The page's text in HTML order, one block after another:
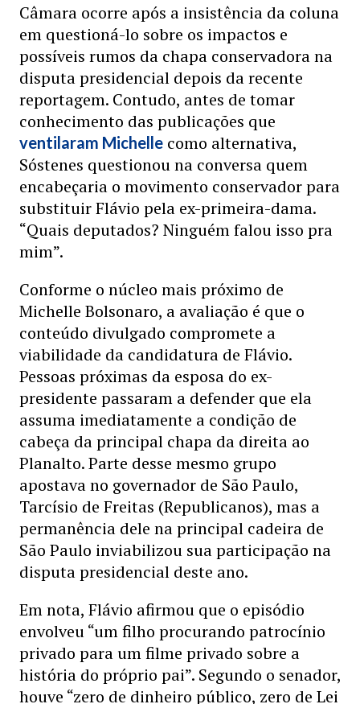
Câmara ocorre após a insistência da coluna
em questioná-lo sobre os impactos e
possíveis rumos da chapa conservadora na
disputa presidencial depois da recente
reportagem. Contudo, antes de tomar
conhecimento das publicações que
ventilaram Michelle como alternativa,
Sóstenes questionou na conversa quem
encabeçaria o movimento conservador para
substituir Flávio pela ex-primeira-dama.
“Quais deputados? Ninguém falou isso pra
mim”.
Conforme o núcleo mais próximo de
Michelle Bolsonaro, a avaliação é que o
conteúdo divulgado compromete a
viabilidade da candidatura de Flávio.
Pessoas próximas da esposa do ex-
presidente passaram a defender que ela
assuma imediatamente a condição de
cabeça da principal chapa da direita ao
Planalto. Parte desse mesmo grupo
apostava no governador de São Paulo,
Tarcísio de Freitas (Republicanos), mas a
permanência dele na principal cadeira de
São Paulo inviabilizou sua participação na
disputa presidencial deste ano.
Em nota, Flávio afirmou que o episódio
envolveu “um filho procurando patrocínio
privado para um filme privado sobre a
história do próprio pai”. Segundo o senador,
houve “zero de dinheiro público, zero de Lei